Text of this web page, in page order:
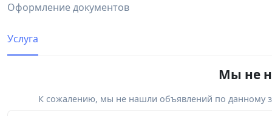
Оформление документов
Услуга
Мы не
К сожалению, мы не нашли объявлений по данному